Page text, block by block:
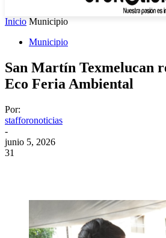
Inicio Municipio
Municipio
San Martín Texmelucan
Eco Feria Ambiental
Por:
stafforonoticias
-
junio 5, 2026
31